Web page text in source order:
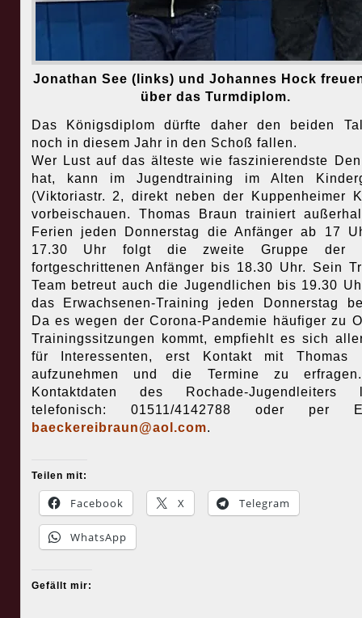
Jonathan See (links) und Johannes Hock
über das Turmdiplom.
Das Königsdiplom dürfte daher den beiden
noch in diesem Jahr in den Schoß fallen.
Wer Lust auf das älteste wie faszinierendste
hat, kann im Jugendtraining im Alten
(Viktoriastr. 2, direkt neben der Kuppenheimer
vorbeischauen. Thomas Braun trainiert
Ferien jeden Donnerstag die Anfänger ab 17
17.30 Uhr folgt die zweite Gruppe der
fortgeschrittenen Anfänger bis 18.30 Uhr. Sein
Team betreut auch die Jugendlichen bis 19.30
das Erwachsenen-Training jeden Donnerstag
Da es wegen der Corona-Pandemie häufiger zu
Trainingssitzungen kommt, empfiehlt es sich
für Interessenten, erst Kontakt mit Thomas
aufzunehmen und die Termine zu
Kontaktdaten des Rochade-Jugendleiters
telefonisch: 01511/4142788 oder per
baeckereibraun@aol.com.
Teilen mit:
Facebook X Telegram
WhatsApp
Gefällt mir: